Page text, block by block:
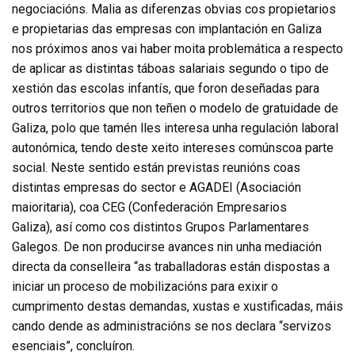
negociacións. Malia as diferenzas obvias cos propietarios
e propietarias das empresas con implantación en Galiza
nos próximos anos vai haber moita problemática a respecto
de aplicar as distintas táboas salariais segundo o tipo de
xestión das escolas infantís, que foron deseñadas para
outros territorios que non teñen o modelo de gratuidade de
Galiza, polo que tamén lles interesa unha regulación laboral
autonómica, tendo deste xeito intereses comúnscoa parte
social. Neste sentido están previstas reunións coas
distintas empresas do sector e AGADEI (Asociación
maioritaria), coa CEG (Confederación Empresarios
Galiza), así como cos distintos Grupos Parlamentares
Galegos. De non producirse avances nin unha mediación
directa da conselleira “as traballadoras están dispostas a
iniciar un proceso de mobilizacións para exixir o
cumprimento destas demandas, xustas e xustificadas, máis
cando dende as administracións se nos declara “servizos
esenciais”, concluíron.